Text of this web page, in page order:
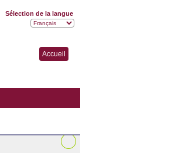
Accueil
Sélection de la langue